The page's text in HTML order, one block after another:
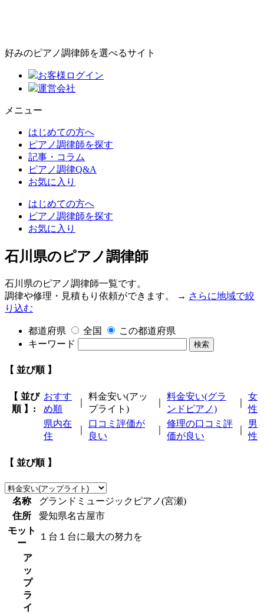
好みのピアノ調律師を選べるサイト
お客様ログイン
運営会社
メニュー
はじめての方へ
ピアノ調律師を探す
記事・コラム
ピアノ調律Q&A
お気に入り
はじめての方へ
ピアノ調律師を探す
お気に入り
石川県のピアノ調律師
石川県のピアノ調律師一覧です。
調律や修理・見積もり依頼ができます。 → さらに地域で絞
り込む
都道府県 全国
この都道府県
キーワード
検索
【 並び順 】
【 並び
順 】:
おすす
め順
料金安い(アッ
プライト)
料金安い(グラ
ンドピアノ)
女
性
県内在
住
口コミ評価が
良い
修理の口コミ評
価が良い
男
性
【 並び順 】
名称
グランドミュージックピアノ(宮瀬)
住所
愛知県名古屋市
モット
ー
１台１台に最大の努力を
ア
ッ
プ
ラ
イ